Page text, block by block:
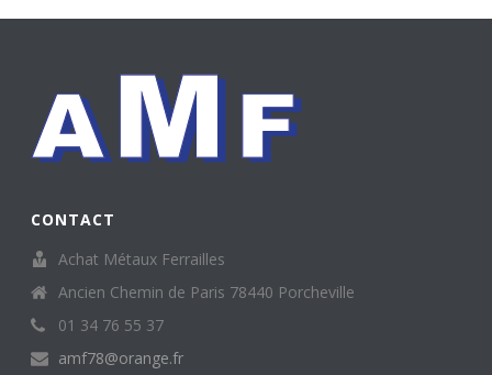
CONTACT
Achat Métaux Ferrailles
Ancien Chemin de Paris 78440 Porcheville
01 34 76 55 37
amf78@orange.fr